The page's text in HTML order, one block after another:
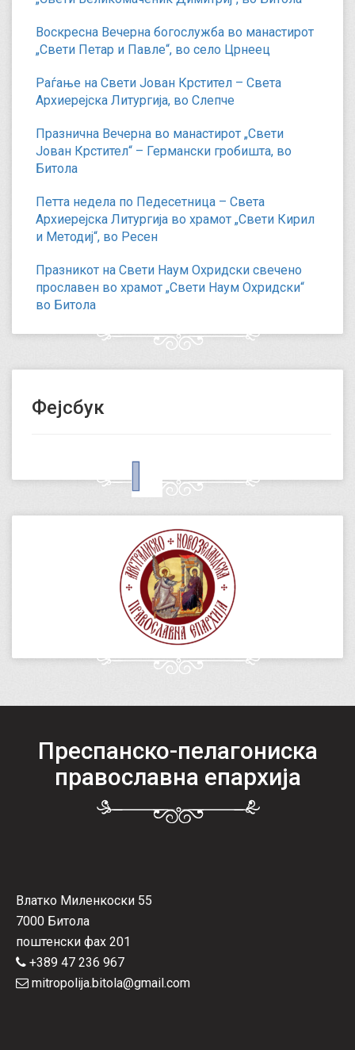
Воскресна Вечерна богослужба во манастирот
„Свети Петар и Павле“, во село Црнеец
Раѓање на Свети Јован Крстител – Света
Архиерејска Литургија, во Слепче
Празнична Вечерна во манастирот „Свети
Јован Крстител“ – Германски гробишта, во
Битола
Петта недела по Педесетница – Света
Архиерејска Литургија во храмот „Свети Кирил
и Методиј“, во Ресен
Празникот на Свети Наум Охридски свечено
прославен во храмот „Свети Наум Охридски“
во Битола
Фејсбук
Преспанско-пелагониска
православна епархија
Влатко Миленкоски 55
7000 Битола
поштенски фах 201
+389 47 236 967
mitropolija.bitola@gmail.com